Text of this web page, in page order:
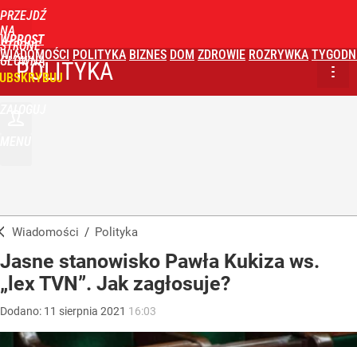
PRZEJDŹ
NA
STRONĘ
GŁÓWNĄ
WPROST
WIADOMOŚCI POLITYKA BIZNES DOM ZDROWIE ROZRYWKA
POLITYKA
Wiadomości / Polityka
Jasne stanowisko Pawła Kukiza ws.
„lex TVN”. Jak zagłosuje?
Dodano: 11 sierpnia 2021 16:03